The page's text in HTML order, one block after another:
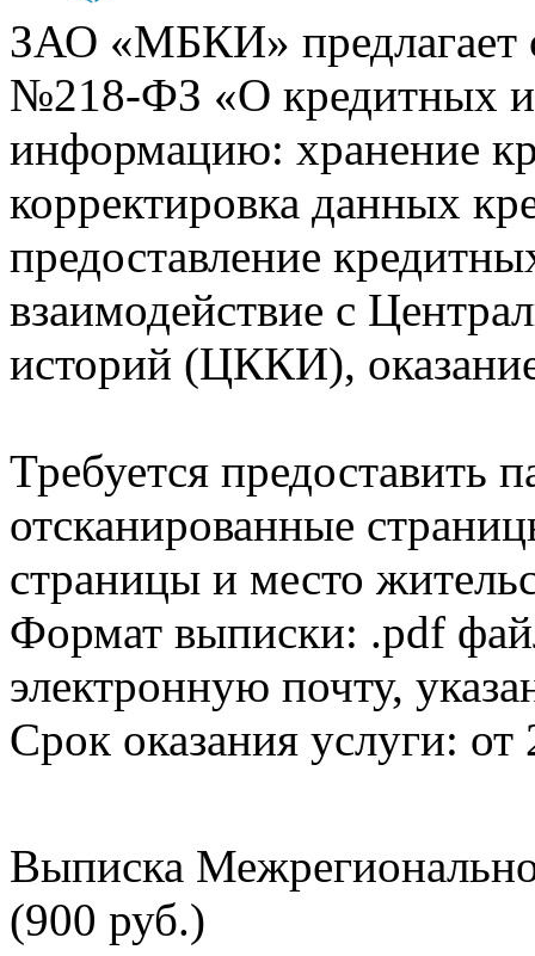
ЗАО «МБКИ» предлагает
№218-ФЗ «О кредитных
информацию: хранение
корректировка данных
предоставление
взаимодействие с
историй (ЦККИ),
Требуется предоставить
отсканированные
страницы и место
Формат выписки: .pdf
электронную почту,
Срок оказания услуги: от
Выписка
(900 руб.)